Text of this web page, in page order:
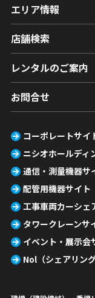
エリア情報
店舗検索
レンタルのご案内
お問合せ
コーポレートサイ
ニシオホールディ
通信・測量機器サ
配管用機器サイト
工事車両カーシェ
タワークレーンサ
イベント・展示会
Nol（シェアリン